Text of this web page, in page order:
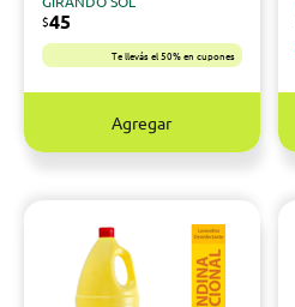
$45
Te llevás el 50% en cupones
Agregar